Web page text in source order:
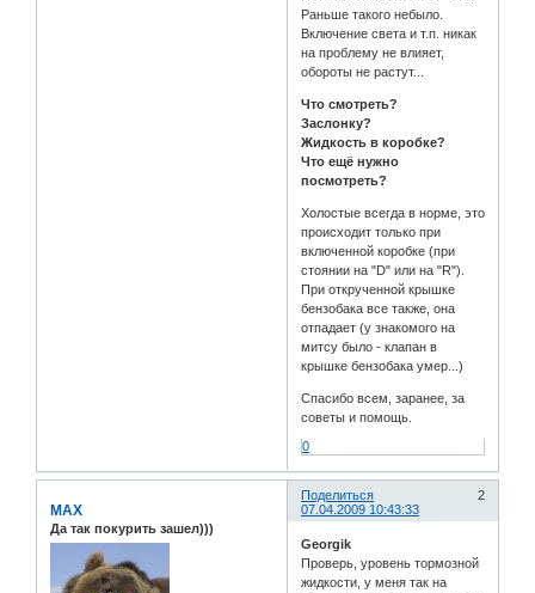
Раньше такого небыло.
Включение света и т.п. никак
на проблему не влияет,
обороты не растут...
Что смотреть?
Заслонку?
Жидкость в коробке?
Что ещё нужно
посмотреть?
Холостые всегда в норме, это
происходит только при
включенной коробке (при
стоянии на "D" или на "R").
При открученной крышке
бензобака все также, она
отпадает (у знакомого на
митсу было - клапан в
крышке бензобака умер...)
Спасибо всем, заранее, за
советы и помощь.
0
Поделиться
2
07.04.2009 10:43:33
MAX
Да так покурить зашел)))
Georgik
Проверь, уровень тормозной
жидкости, у меня так на